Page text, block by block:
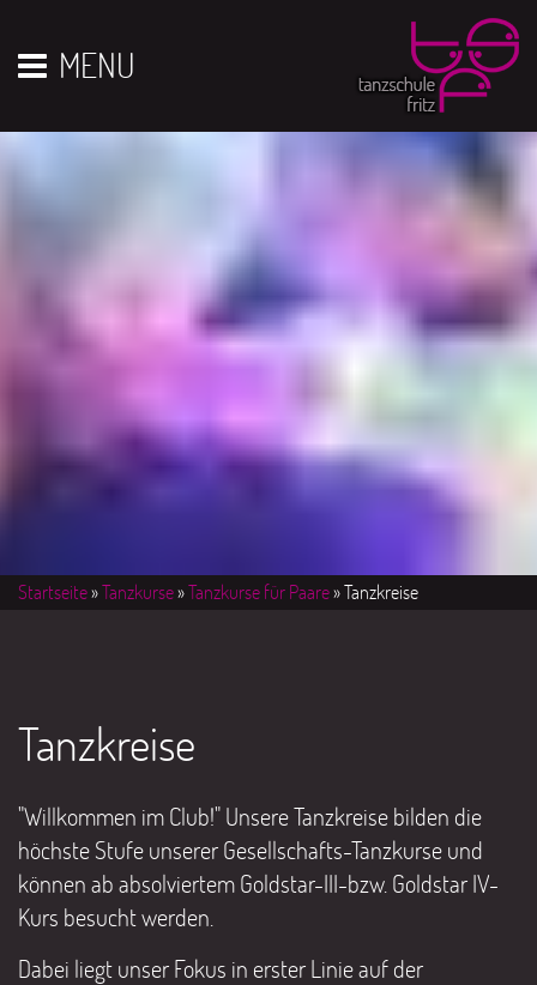
Startseite»Tanzkurse»Tanzkurse für Paare» Tanzkreise
Tanzkreise
"Willkommen im Club!" Unsere Tanzkreise bilden die
höchste Stufe unserer Gesellschafts-Tanzkurse und
können ab absolviertem Goldstar-III-bzw. Goldstar IV-
Kurs besucht werden.
Dabei liegt unser Fokus in erster Linie auf der